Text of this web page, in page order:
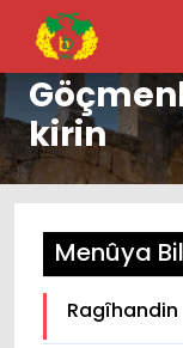
esnafan
kirin
Menûya
Ragîhandin